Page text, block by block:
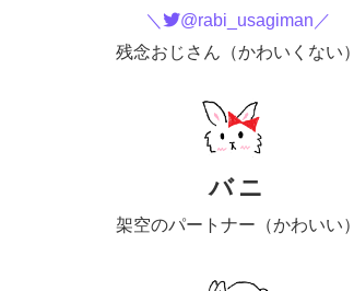
＼
@rabi_usagiman／
残念おじさん（かわいくない）
バニ
架空のパートナー（かわいい）